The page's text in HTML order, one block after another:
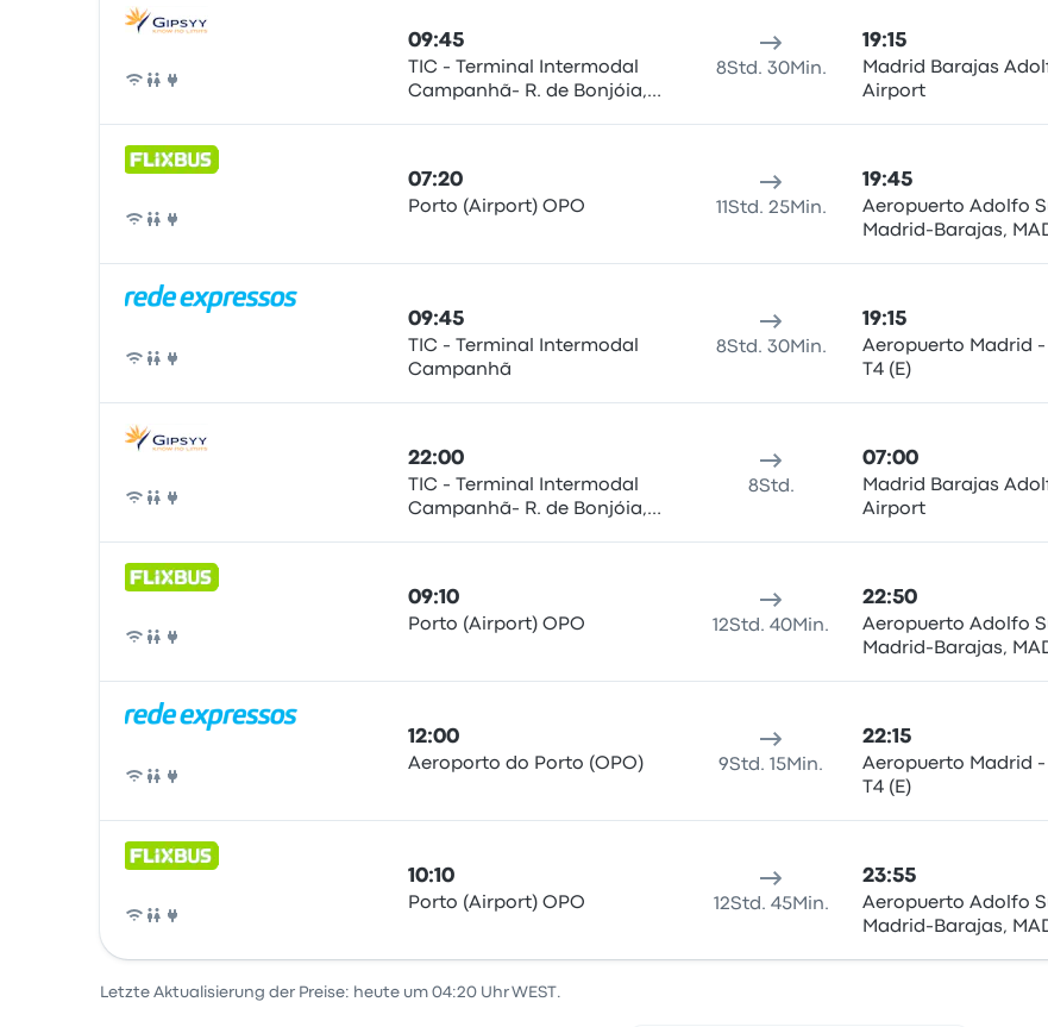
Bus
09:45
TIC - Terminal Intermodal
Campanhã- R. de Bonjóia,
8Std. 30Min.
19:15
Madrid Barajas
Airport
Bus
07:20
Porto (Airport) OPO 11Std. 25Min.
19:45
Aeropuerto Adolfo
Madrid-Barajas,
Bus
09:45
TIC - Terminal Intermodal
Campanhã
8Std. 30Min.
19:15
Aeropuerto Madrid -
T4 (E)
Bus
22:00
TIC - Terminal Intermodal
Campanhã- R. de Bonjóia,
8Std.
07:00
Madrid Barajas
Airport
Bus
09:10
Porto (Airport) OPO 12Std. 40Min.
22:50
Aeropuerto Adolfo
Madrid-Barajas,
Bus
12:00
Aeroporto do Porto (OPO) 9Std. 15Min.
22:15
Aeropuerto Madrid -
T4 (E)
Bus
10:10
Porto (Airport) OPO 12Std. 45Min.
23:55
Aeropuerto Adolfo
Madrid-Barajas,
Letzte Aktualisierung der Preise: heute um 04:20 Uhr WEST.